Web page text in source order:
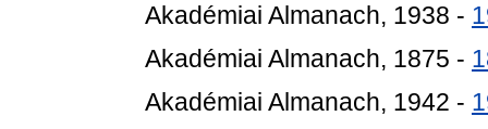
Akadémiai Almanach, 1938 -
Akadémiai Almanach, 1875 -
Akadémiai Almanach, 1942 -